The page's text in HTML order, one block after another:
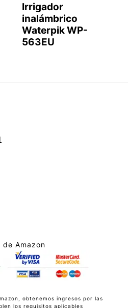
Irrigador
inalámbrico
Waterpik WP-
563EU
Amazon
obtenemos ingresos por las
los requisitos aplicables